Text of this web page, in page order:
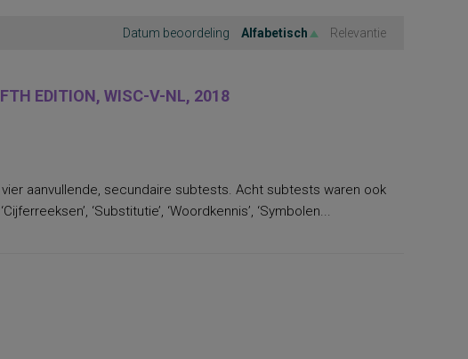
Datum beoordeling Alfabetisch Relevantie
EDITION, WISC-V-NL, 2018
aanvullende, secundaire subtests. Acht subtests waren ook
‘Substitutie’, ‘Woordkennis’, ‘Symbolen...